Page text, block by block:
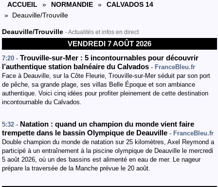
ACCUEIL » NORMANDIE »
CALVADOS 14
» Deauville/Trouville
Deauville/Trouville - Actualités et infos en direct
VENDREDI 7 AOÛT 2026
7:20 - Trouville-sur-Mer : 5 incontournables pour découvrir
l’authentique station balnéaire du Calvados - FranceBleu.fr
Face à Deauville, sur la Côte Fleurie, Trouville-sur-Mer séduit par son port
de pêche, sa grande plage, ses villas Belle Époque et son ambiance
authentique. Voici cinq idées pour profiter pleinement de cette destination
incontournable du Calvados.
5:32 - Natation : quand un champion du monde vient faire
trempette dans le bassin Olympique de Deauville - FranceBleu.fr
Double champion du monde de natation sur 25 kilomètres, Axel Reymond a
participé à un entraînement à la piscine olympique de Deauville le mercredi
5 août 2026, où un des bassins est alimenté en eau de mer. Le nageur
prépare la traversée de la Manche prévue le 20 août.